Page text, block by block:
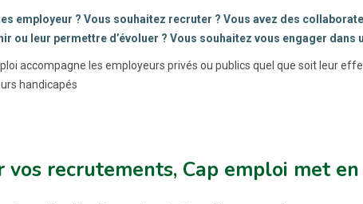
employeur ? Vous souhaitez recruter ? Vous avez des
ou leur permettre d’évoluer ? Vous souhaitez vous engager dans
accompagne les employeurs privés ou publics quel que soit leur
handicapés
vos recrutements, Cap emploi met